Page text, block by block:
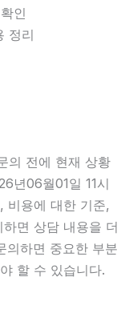
인
정리
의 전에 현재 상황
년06월01일 11시
비용에 대한 기준,
면 상담 내용을 더
의하면 중요한 부분
할 수 있습니다.